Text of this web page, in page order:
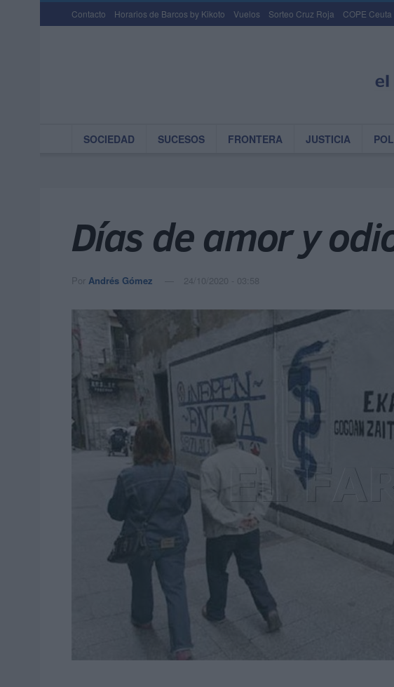
Contacto Horarios de Barcos by Kikoto Vuelos Sorteo Cruz Roja COPE Ceuta
SOCIEDAD SUCESOS FRONTERA JUSTICIA
Días de amor y
Por Andrés Gómez 24/10/2020 - 03:58